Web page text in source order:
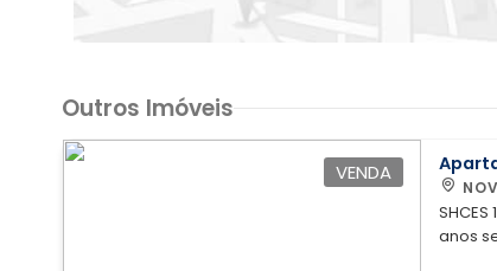
Outros Imóveis
VENDA
SHCES 1311 REFORMADO! VAZADO!
anos